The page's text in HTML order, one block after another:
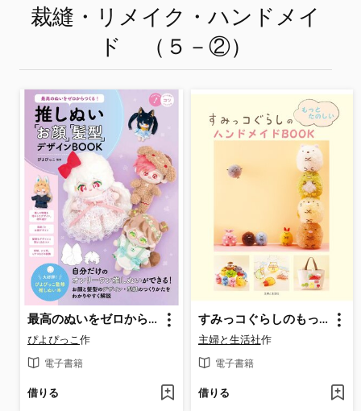
裁縫・リメイク・ハンドメイ
ド （５－②）
最高のぬいをゼロからつくる! 推しぬい 「お顔」「髪型」デザインBOOK
ぴよぴっこ作
電子書籍
借りる
すみっコぐらしのもっとたのしいハンドメイドＢＯＯＫ
主婦と生活社作
電子書籍
借りる